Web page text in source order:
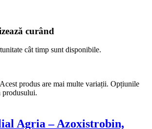
curând
cât timp sunt disponibile.
Acest produs are mai multe variații. Opțiunile
produsului.
Agria – Azoxistrobin,